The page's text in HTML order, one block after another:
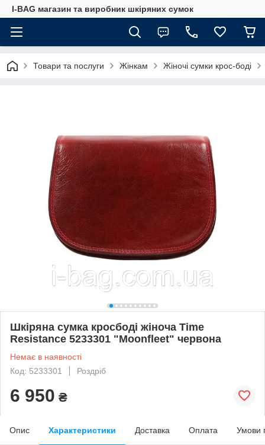
I-BAG магазин та виробник шкіряних сумок
Товари та послуги Жінкам Жіночі сумки крос-боді
Шкіряна сумка кросбоді жіноча Time
Resistance 5233301 "Moonfleet" червона
Немає в наявності
Код: 5233301
Роздріб
6 950 ₴
Опис Характеристики Доставка Оплата Умови